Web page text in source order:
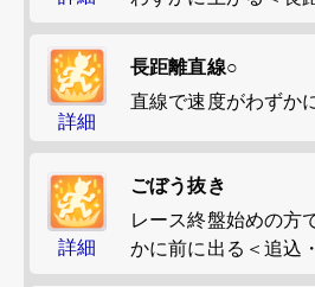
詳細
長距離直線○
直線で速度がわずか
詳細
ごぼう抜き
レース終盤始めの方
かに前に出る＜追込